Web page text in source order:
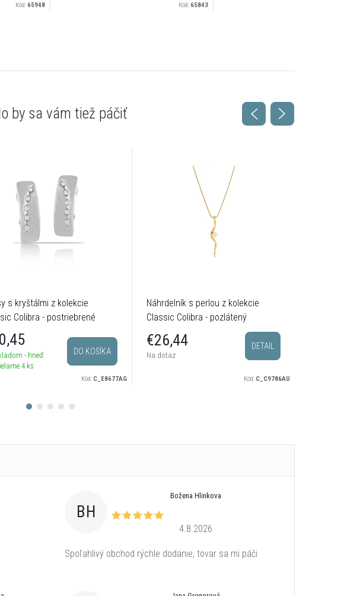
Kód: 65948 Kód: 65843
s kryštálmi z kolekcie
Colibra - postriebrené
- hneď
4 ks
DO KOŠÍKA
Kód: C_E8677AG
Náhrdelník s perlou z kolekcie
Classic Colibra - pozlátený
€26,44
Na dotaz
DETAIL
Kód: C_C9786AU
BH
Božena Hlinkova
4.8.2026
Spoľahlivý obchod rýchle dodanie, tovar sa mi páči